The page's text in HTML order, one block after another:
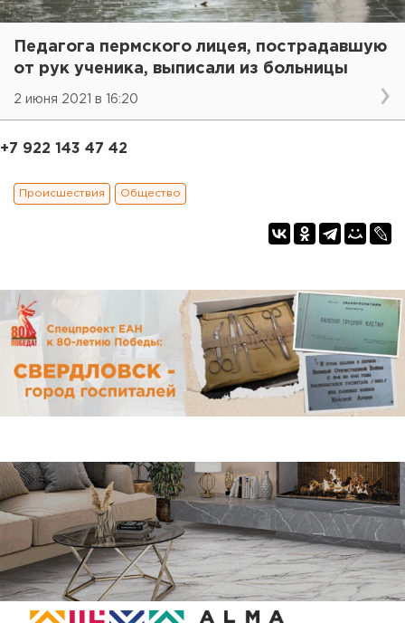
Педагога пермского лицея, пострадавшую
от рук ученика, выписали из больницы
2 июня 2021 в 16:20
+7 922 143 47 42
Происшествия Общество